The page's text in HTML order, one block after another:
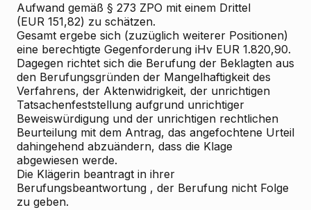
Aufwand gemäß § 273 ZPO mit einem Drittel
(EUR 151,82) zu schätzen.
Gesamt ergebe sich (zuzüglich weiterer Positionen)
eine berechtigte Gegenforderung iHv EUR 1.820,90.
Dagegen richtet sich die Berufung der Beklagten aus
den Berufungsgründen der Mangelhaftigkeit des
Verfahrens, der Aktenwidrigkeit, der unrichtigen
Tatsachenfeststellung aufgrund unrichtiger
Beweiswürdigung und der unrichtigen rechtlichen
Beurteilung mit dem Antrag, das angefochtene Urteil
dahingehend abzuändern, dass die Klage
abgewiesen werde.
Die Klägerin beantragt in ihrer
Berufungsbeantwortung , der Berufung nicht Folge
zu geben.